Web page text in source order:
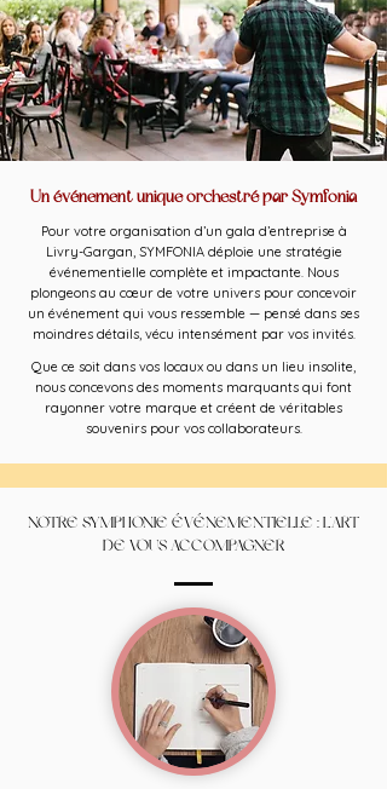
Un événement unique orchestré par Symfonia
Pour votre organisation d’un gala d’entreprise à
Livry-Gargan, SYMFONIA déploie une stratégie
événementielle complète et impactante. Nous
plongeons au cœur de votre univers pour concevoir
un événement qui vous ressemble — pensé dans ses
moindres détails, vécu intensément par vos invités.
Que ce soit dans vos locaux ou dans un lieu insolite,
nous concevons des moments marquants qui font
rayonner votre marque et créent de véritables
souvenirs pour vos collaborateurs.
NOTRE SYMPHONIE ÉVÉNEMENTIELLE : L'ART
DE VOUS ACCOMPAGNER